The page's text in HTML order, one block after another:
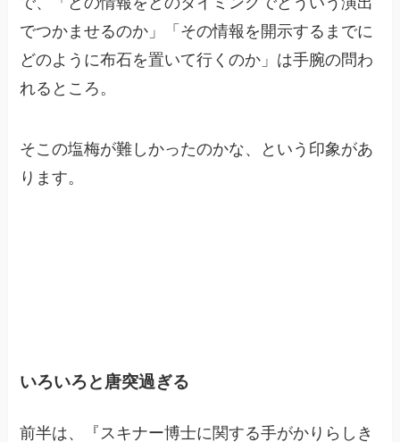
でつかませるのか」「その情報を開示するまでに
どのように布石を置いて行くのか」は手腕の問わ
れるところ。
そこの塩梅が難しかったのかな、という印象があ
ります。
いろいろと唐突過ぎる
前半は、『スキナー博士に関する手がかりらしき